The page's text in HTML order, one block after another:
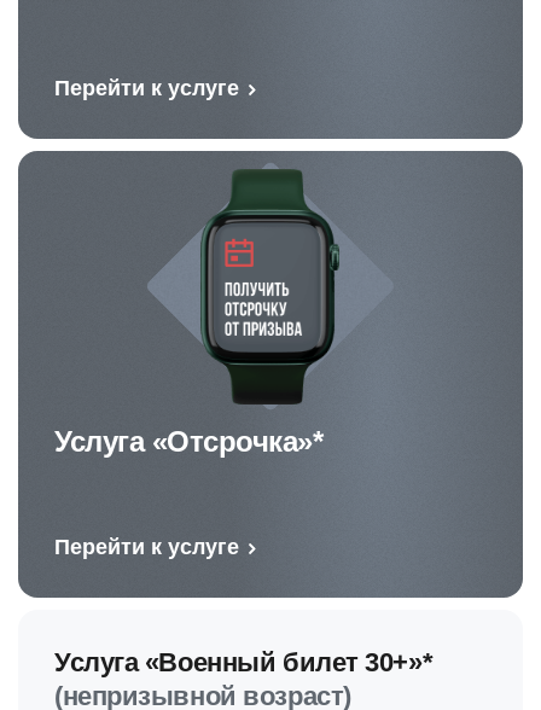
Перейти к услуге
Услуга «Отсрочка»*
Перейти к услуге
Услуга «Военный билет 30+»*
(непризывной возраст)